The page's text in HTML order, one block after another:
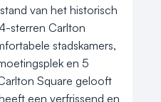
van het historisch
sterren Carlton
stadskamers,
en 5
Square gelooft
een verfrissend en